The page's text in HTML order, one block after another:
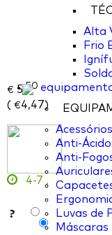
Alta
Frio
Acessórios
Anti-
Anti-
Luvas de
Máscaras
€ 5,50
( €4,47)
4-7 ,
?